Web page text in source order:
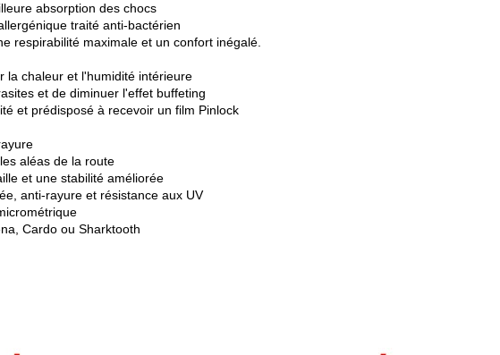
absorption des chocs
traité anti-bactérien
respirabilité maximale et un confort inégalé.
la chaleur et l'humidité intérieure
et de diminuer l'effet buffeting
et prédisposé à recevoir un film Pinlock
aléas de la route
et une stabilité améliorée
anti-rayure et résistance aux UV
Cardo ou Sharktooth